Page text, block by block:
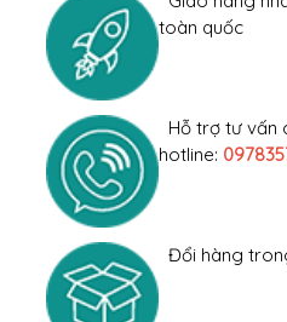
toàn quốc
Hỗ trợ tư vấn
hotline:
Đổi hàng